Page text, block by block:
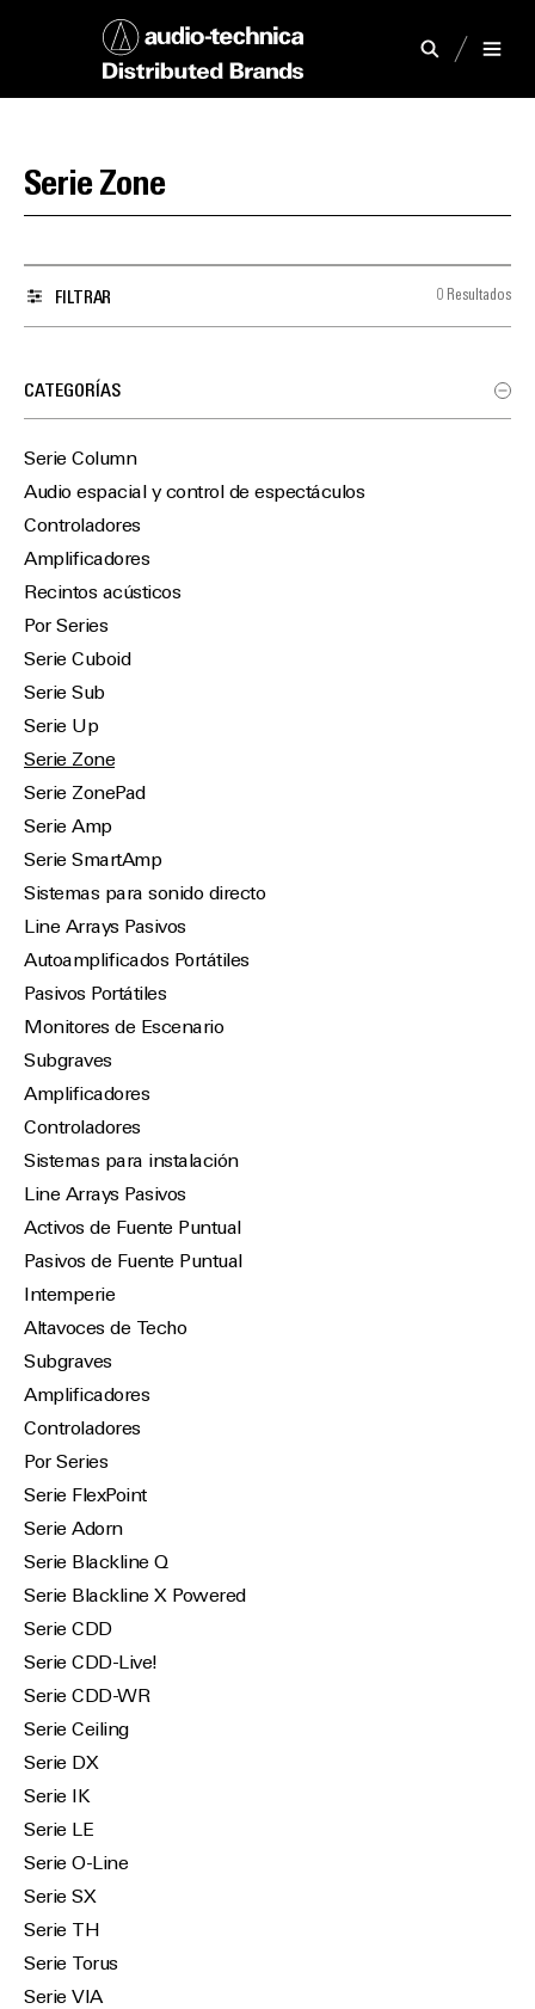
Serie Zone
FILTRAR 0 Resultados
CATEGORÍAS
Serie Column
Audio espacial y control de espectáculos
Controladores
Amplificadores
Recintos acústicos
Por Series
Serie Cuboid
Serie Sub
Serie Up
Serie Zone
Serie ZonePad
Serie Amp
Serie SmartAmp
Sistemas para sonido directo
Line Arrays Pasivos
Autoamplificados Portátiles
Pasivos Portátiles
Monitores de Escenario
Subgraves
Amplificadores
Controladores
Sistemas para instalación
Line Arrays Pasivos
Activos de Fuente Puntual
Pasivos de Fuente Puntual
Intemperie
Altavoces de Techo
Subgraves
Amplificadores
Controladores
Por Series
Serie FlexPoint
Serie Adorn
Serie Blackline Q
Serie Blackline X Powered
Serie CDD
Serie CDD-Live!
Serie CDD-WR
Serie Ceiling
Serie DX
Serie IK
Serie LE
Serie O-Line
Serie SX
Serie TH
Serie Torus
Serie VIA